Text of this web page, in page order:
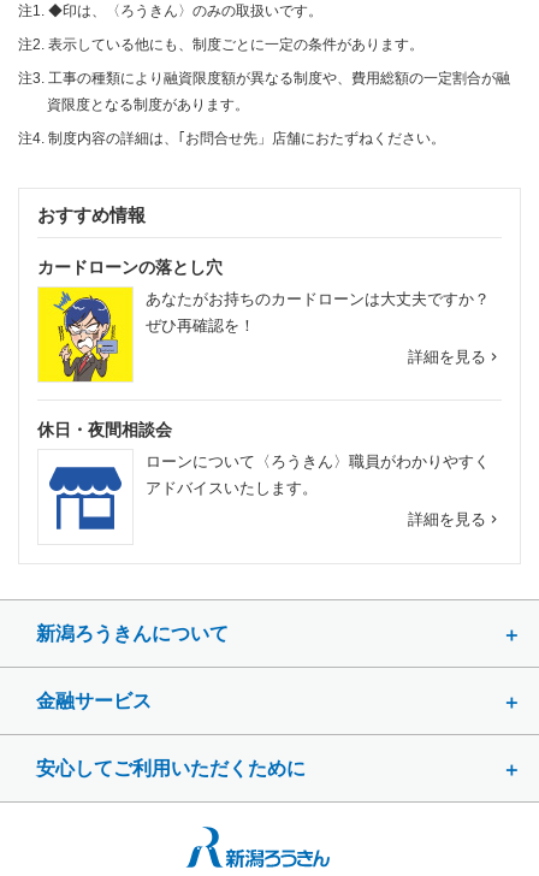
注1. ◆印は、〈ろうきん〉のみの取扱いです。
注2. 表示している他にも、制度ごとに一定の条件があります。
注3. 工事の種類により融資限度額が異なる制度や、費用総額の一定割合が融
資限度となる制度があります。
注4. 制度内容の詳細は、｢お問合せ先」店舗におたずねください。
おすすめ情報
カードローンの落とし穴
あなたがお持ちのカードローンは大丈夫ですか？
ぜひ再確認を！
詳細を見る navigate_next
休日・夜間相談会
ローンについて〈ろうきん〉職員がわかりやすく
アドバイスいたします。
詳細を見る navigate_next
新潟ろうきんについて
金融サービス
安心してご利用いただくために